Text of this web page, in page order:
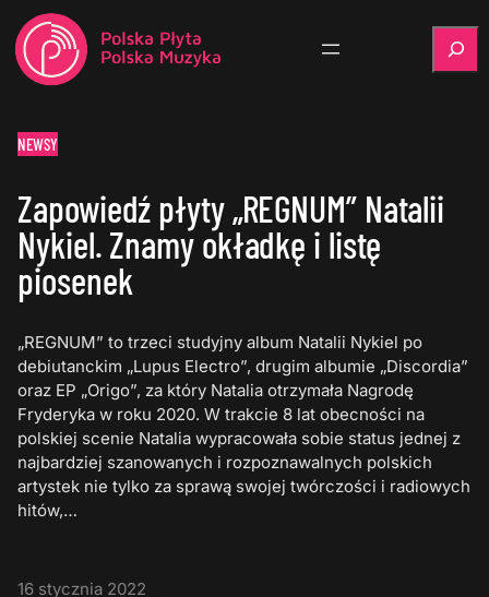
NEWSY
Zapowiedź płyty „REGNUM” Natalii
Nykiel. Znamy okładkę i listę
piosenek
„REGNUM” to trzeci studyjny album Natalii Nykiel po
debiutanckim „Lupus Electro”, drugim albumie „Discordia”
oraz EP „Origo”, za który Natalia otrzymała Nagrodę
Fryderyka w roku 2020. W trakcie 8 lat obecności na
polskiej scenie Natalia wypracowała sobie status jednej z
najbardziej szanowanych i rozpoznawalnych polskich
artystek nie tylko za sprawą swojej twórczości i radiowych
hitów,…
16 stycznia 2022